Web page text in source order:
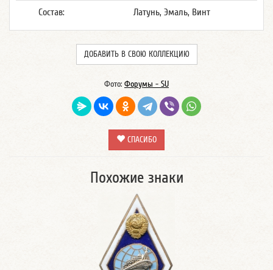
Состав: Латунь, Эмаль, Винт
ДОБАВИТЬ В СВОЮ КОЛЛЕКЦИЮ
Фото: Форумы - SU
СПАСИБО
Похожие знаки